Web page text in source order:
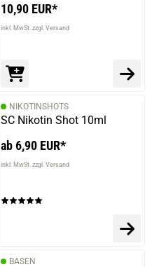
10,90 EUR*
inkl. MwSt. zzgl. Versand
NIKOTINSHOTS
SC Nikotin Shot 10ml
ab 6,90 EUR*
inkl. MwSt. zzgl. Versand
BASEN